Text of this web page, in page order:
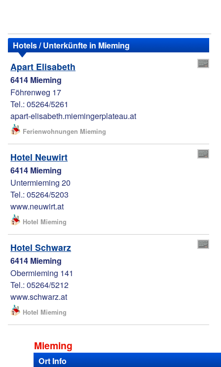
Hotels / Unterkünfte in Mieming
Apart Elisabeth
6414 Mieming
Föhrenweg 17
Tel.: 05264/5261
apart-elisabeth.miemingerplateau.at
Ferienwohnungen Mieming
Hotel Neuwirt
6414 Mieming
Untermieming 20
Tel.: 05264/5203
www.neuwirt.at
Hotel Mieming
Hotel Schwarz
6414 Mieming
Obermieming 141
Tel.: 05264/5212
www.schwarz.at
Hotel Mieming
Mieming
Ort Info